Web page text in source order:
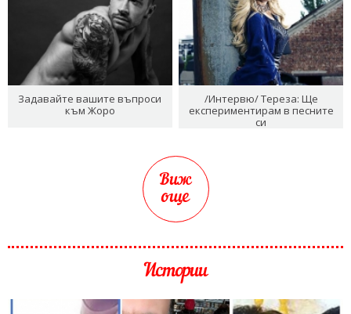
Задавайте вашите въпроси
към Жоро
/Интервю/ Тереза: Ще
експериментирам в песните
си
Виж
още
Истории